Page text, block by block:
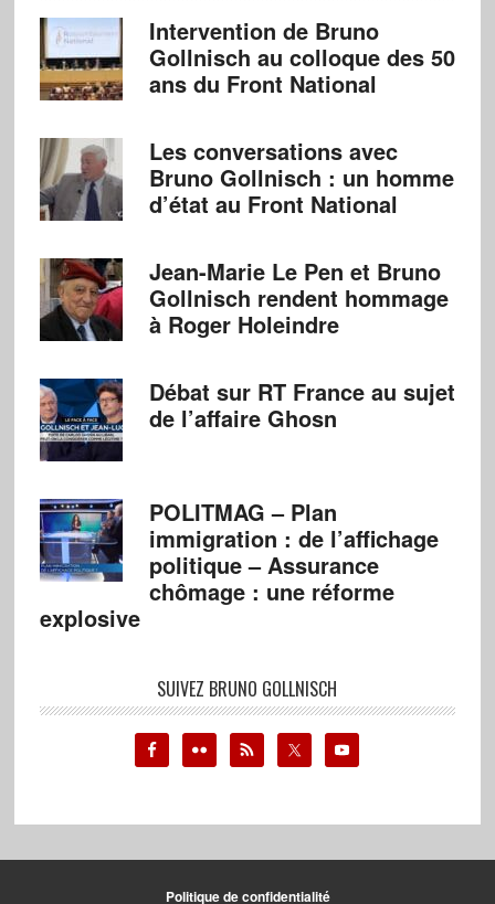
Intervention de Bruno
Gollnisch au colloque des 50
ans du Front National
Les conversations avec
Bruno Gollnisch : un homme
d’état au Front National
Jean-Marie Le Pen et Bruno
Gollnisch rendent hommage
à Roger Holeindre
Débat sur RT France au sujet
de l’affaire Ghosn
POLITMAG – Plan
immigration : de l’affichage
politique – Assurance
chômage : une réforme
explosive
SUIVEZ BRUNO GOLLNISCH
Politique de confidentialité